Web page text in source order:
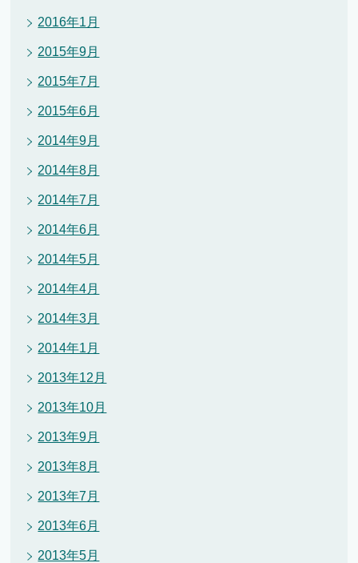
2016年1月
2015年9月
2015年7月
2015年6月
2014年9月
2014年8月
2014年7月
2014年6月
2014年5月
2014年4月
2014年3月
2014年1月
2013年12月
2013年10月
2013年9月
2013年8月
2013年7月
2013年6月
2013年5月